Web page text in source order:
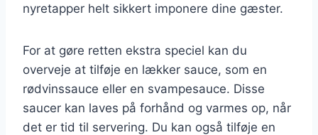
nyretapper helt sikkert imponere dine gæster.
For at gøre retten ekstra speciel kan du
overveje at tilføje en lækker sauce, som en
rødvinssauce eller en svampesauce. Disse
saucer kan laves på forhånd og varmes op, når
det er tid til servering. Du kan også tilføje en